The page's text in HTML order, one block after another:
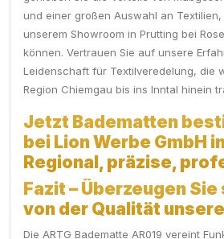
und einer großen Auswahl an Textilien,
unserem Showroom in Prutting bei
können. Vertrauen Sie auf unsere
Leidenschaft für Textilveredelung, die
Region Chiemgau bis ins Inntal hinein
Jetzt Badematten
bei Lion Werbe GmbH
Regional, präzise,
Fazit – Überzeugen
von der Qualität
Die ARTG Badematte AR019 vereint